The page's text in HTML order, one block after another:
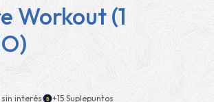
Workout (1
sin interés· $ +15 Suplepuntos